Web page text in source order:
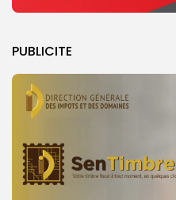
PUBLICITE